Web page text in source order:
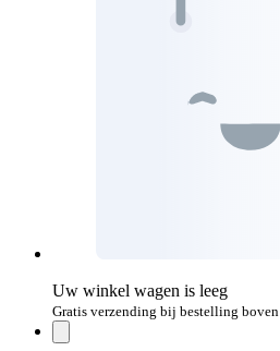
Uw winkel wagen is leeg
Gratis verzending bij bestelling boven